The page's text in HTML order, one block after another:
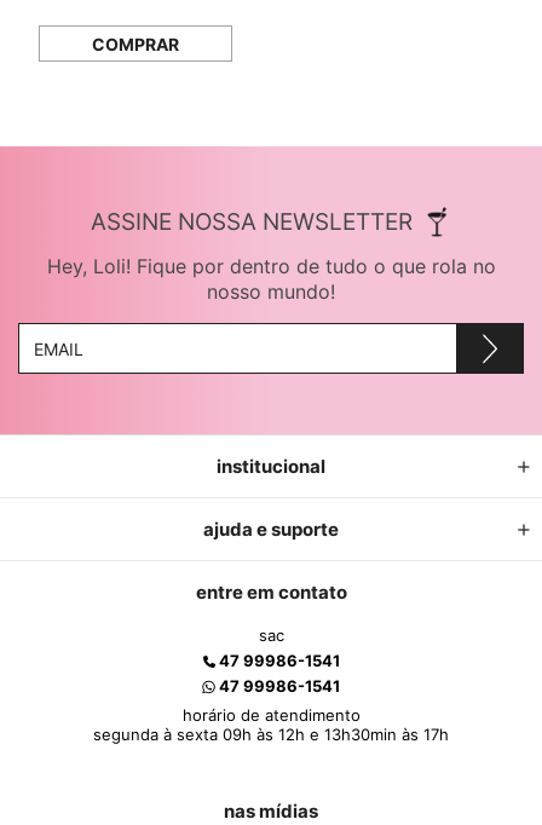
COMPRAR
ASSINE NOSSA NEWSLETTER
Hey, Loli! Fique por dentro de tudo o que rola no
nosso mundo!
institucional
ajuda e suporte
entre em contato
sac
47 99986-1541
47 99986-1541
horário de atendimento
segunda à sexta 09h às 12h e 13h30min às 17h
nas mídias